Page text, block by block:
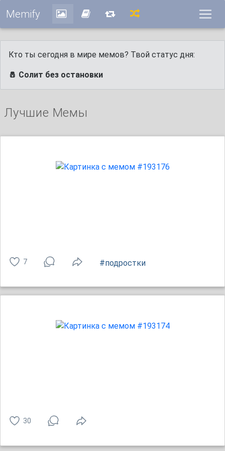
Memify
Кто ты сегодня в мире мемов? Твой статус дня:
🧂 Солит без остановки
Лучшие Мемы
7 #подростки
30